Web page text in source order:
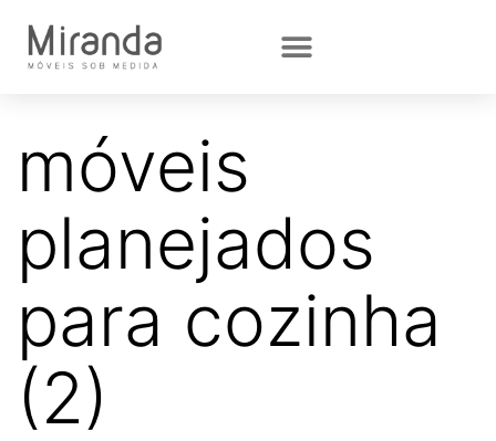
móveis
planejados
para cozinha
(2)